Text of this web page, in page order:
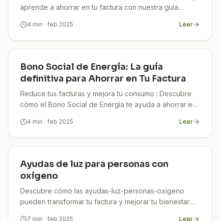
aprende a ahorrar en tu factura con nuestra guía
4 min · feb 2025 Leer
Bono Social de Energía: La guía
definitiva para Ahorrar en Tu Factura
Reduce tus facturas y mejora tu consumo : Descubre
cómo el Bono Social de Energía te ayuda a ahorrar en
4 min · feb 2025 Leer
Ayudas de luz para personas con
oxígeno
Descubre cómo las ayudas-luz-personas-oxígeno
pueden transformar tu factura y mejorar tu bienestar.
7 min · feb 2025 Leer